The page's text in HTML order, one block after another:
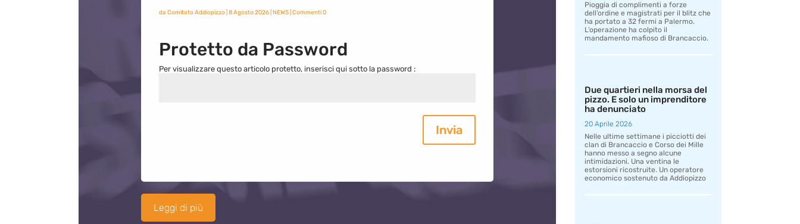
da Comitato Addiopizzo| 8 Agosto 2026| NEWS| Commenti 0
Protetto da Password
Per visualizzare questo articolo protetto, inserisci qui sotto la password :
Invia
Leggi di più
Pioggia di complimenti a forze
dell’ordine e magistrati per il blitz che
ha portato a 32 fermi a Palermo.
L’operazione ha colpito il
mandamento mafioso di Brancaccio.
Due quartieri nella morsa del
pizzo. E solo un imprenditore
ha denunciato
20 Aprile 2026
Nelle ultime settimane i picciotti dei
clan di Brancaccio e Corso dei Mille
hanno messo a segno alcune
intimidazioni. Una ventina le
estorsioni ricostruite. Un operatore
economico sostenuto da Addiopizzo